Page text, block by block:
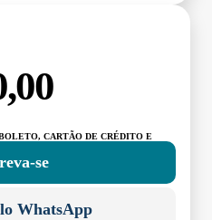
CARTÃO DE CRÉDITO E
se
WhatsApp